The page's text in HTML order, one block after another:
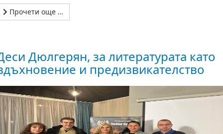
Прочети още …
Дюлгерян, за литературата като
и предизвикателство